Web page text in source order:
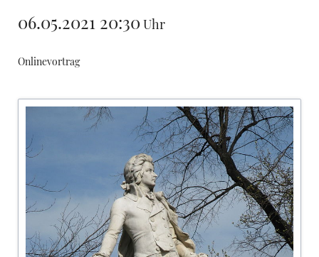
06.05.2021 20:30 Uhr
Onlinevortrag